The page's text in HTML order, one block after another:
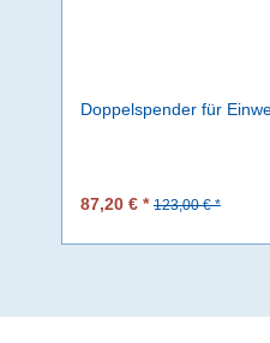
Doppelspender für
87,20 € * 123,00 € *